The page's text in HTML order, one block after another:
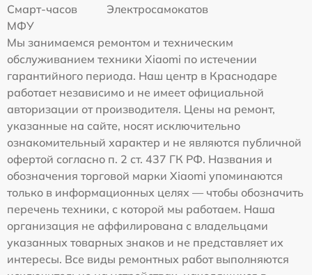
Смарт-часов
Электросамокатов
МФУ
Мы занимаемся ремонтом и техническим
обслуживанием техники Xiaomi по истечении
гарантийного периода. Наш центр в Краснодаре
работает независимо и не имеет официальной
авторизации от производителя. Цены на ремонт,
указанные на сайте, носят исключительно
ознакомительный характер и не являются публичной
офертой согласно п. 2 ст. 437 ГК РФ. Названия и
обозначения торговой марки Xiaomi упоминаются
только в информационных целях — чтобы обозначить
перечень техники, с которой мы работаем. Наша
организация не аффилирована с владельцами
указанных товарных знаков и не представляет их
интересы. Все виды ремонтных работ выполняются